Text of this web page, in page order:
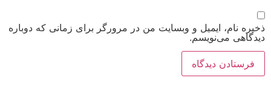
ذخیره نام، ایمیل و وبسایت من در مرورگر برای زمانی که دوباره
دیدگاهی می‌نویسم.